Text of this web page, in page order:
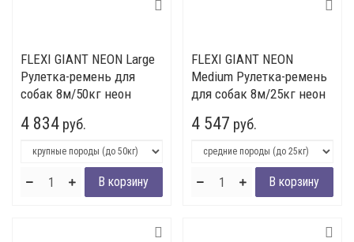
FLEXI GIANT NEON Large
Рулетка-ремень для
собак 8м/50кг неон
4 834 руб.
FLEXI GIANT NEON
Medium Рулетка-ремень
для собак 8м/25кг неон
4 547 руб.